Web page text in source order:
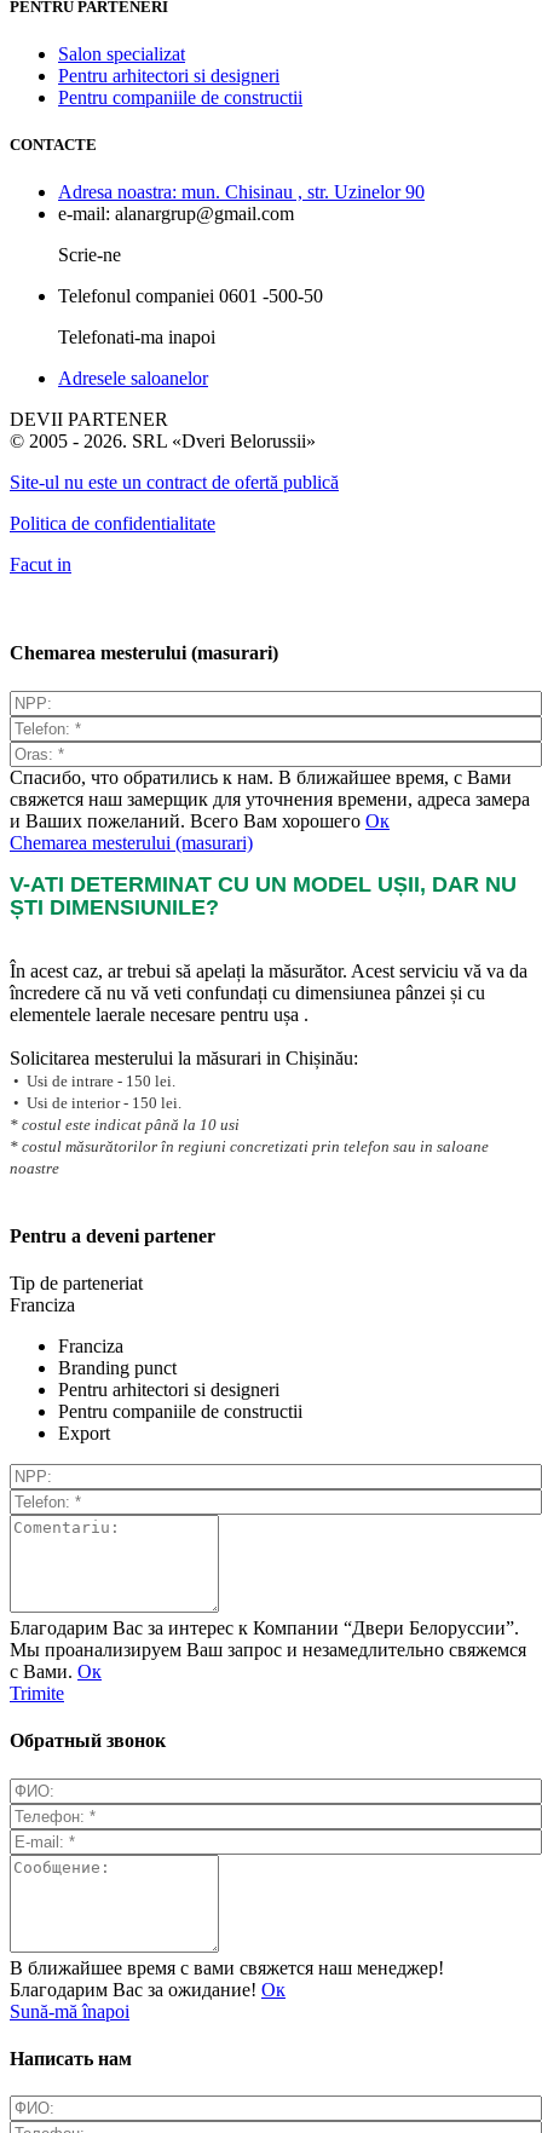
PENTRU PARTENERI
Salon specializat
Pentru arhitectori si designeri
Pentru companiile de constructii
CONTACTE
Adresa noastra: mun. Chisinau , str. Uzinelor 90
e-mail: alanargrup@gmail.com
Scrie-ne
Telefonul companiei 0601 -500-50
Telefonati-ma inapoi
Adresele saloanelor
DEVII PARTENER
© 2005 - 2026. SRL «Dveri Belorussii»
Site-ul nu este un contract de ofertă publică
Politica de confidentialitate
Facut in
Chemarea mesterului (masurari)
Спасибо, что обратились к нам. В ближайшее время, с Вами
свяжется наш замерщик для уточнения времени, адреса замера
и Ваших пожеланий. Всего Вам хорошего Ок
Chemarea mesterului (masurari)
V-ATI DETERMINAT CU UN MODEL UȘII, DAR NU
ȘTI DIMENSIUNILE?
În acest caz, ar trebui să apelați la măsurător. Acest serviciu vă va da
încredere că nu vă veti confundați cu dimensiunea pânzei și cu
elementele laerale necesare pentru ușa .
Solicitarea mesterului la măsurari in Chișinău:
• Usi de intrare - 150 lei.
• Usi de interior - 150 lei.
* costul este indicat până la 10 usi
* costul măsurătorilor în regiuni concretizati prin telefon sau in saloane
noastre
Pentru a deveni partener
Tip de parteneriat
Franciza
Franciza
Branding punct
Pentru arhitectori si designeri
Pentru companiile de constructii
Export
Благодарим Вас за интерес к Компании “Двери Белоруссии”.
Мы проанализируем Ваш запрос и незамедлительно свяжемся
с Вами. Ок
Trimite
Обратный звонок
В ближайшее время с вами свяжется наш менеджер!
Благодарим Вас за ожидание! Ок
Sună-mă înapoi
Написать нам